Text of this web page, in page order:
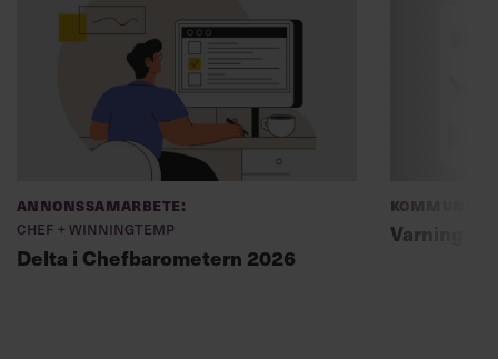
Annonssamarbete:
Chef + Winningtemp
Delta i Chefbarometern 2026
Varning